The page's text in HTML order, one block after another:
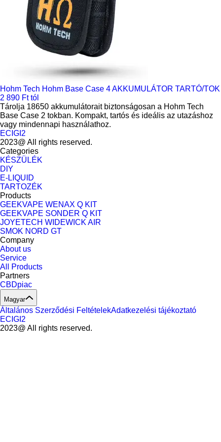
Hohm Tech Hohm Base Case 4 AKKUMULÁTOR TARTÓ/TOK
2 890 Ft tól
Tárolja 18650 akkumulátorait biztonságosan a Hohm Tech
Base Case 2 tokban. Kompakt, tartós és ideális az utazáshoz
vagy mindennapi használathoz.
ECIGI2
2023@ All rights reserved.
Categories
KÉSZÜLÉK
DIY
E-LIQUID
TARTOZÉK
Products
GEEKVAPE WENAX Q KIT
GEEKVAPE SONDER Q KIT
JOYETECH WIDEWICK AIR
SMOK NORD GT
Company
About us
Service
All Products
Partners
CBDpiac
Magyar
Általános Szerződési FeltételekAdatkezelési tájékoztató
ECIGI2
2023@ All rights reserved.